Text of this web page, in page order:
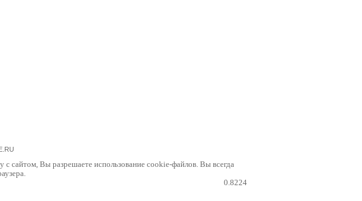
сайтом, Вы разрешаете использование cookie-файлов. Вы всегда
0.8224